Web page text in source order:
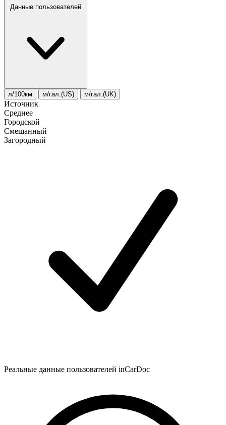
Данные пользователей
л/100км м/гал.(US) м/гал.(UK)
Источник
Среднее
Городской
Смешанный
Загородный
Реальные данные пользователей inCarDoc